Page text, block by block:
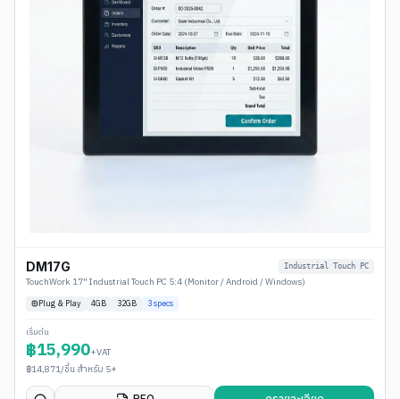
DM17G Industrial Touch PC
TouchWork 17" Industrial Touch PC 5:4 (Monitor / Android / Windows)
Plug & Play 4GB 32GB 3specs
เริ่มต้น
฿15,990+VAT
฿14,871/ชิ้น สำหรับ 5+